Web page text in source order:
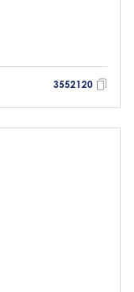
3552120